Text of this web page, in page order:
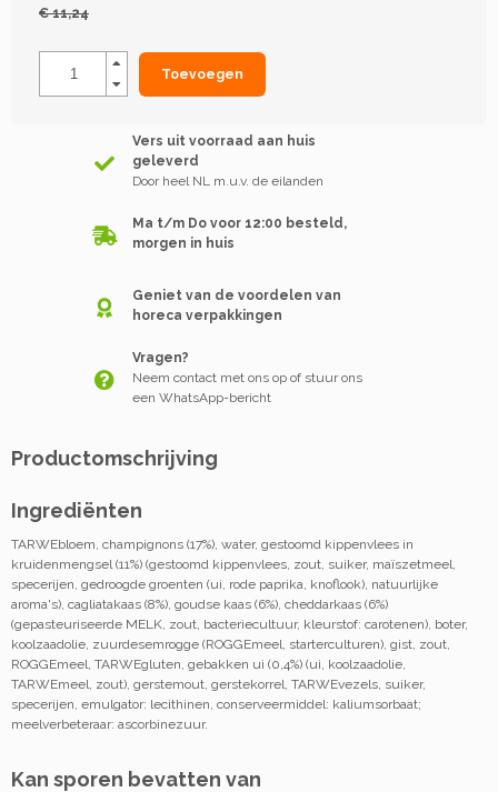
€ 11,24
Toevoegen
Vers uit voorraad aan huis
geleverd
Door heel NL m.u.v. de eilanden
Ma t/m Do voor 12:00 besteld,
morgen in huis
Geniet van de voordelen van
horeca verpakkingen
Vragen?
Neem contact met ons op of stuur ons
een WhatsApp-bericht
Productomschrijving
Ingrediënten
TARWEbloem, champignons (17%), water, gestoomd kippenvlees in
kruidenmengsel (11%) (gestoomd kippenvlees, zout, suiker, maïszetmeel,
specerijen, gedroogde groenten (ui, rode paprika, knoflook), natuurlijke
aroma's), cagliatakaas (8%), goudse kaas (6%), cheddarkaas (6%)
(gepasteuriseerde MELK, zout, bacteriecultuur, kleurstof: carotenen), boter,
koolzaadolie, zuurdesemrogge (ROGGEmeel, starterculturen), gist, zout,
ROGGEmeel, TARWEgluten, gebakken ui (0,4%) (ui, koolzaadolie,
TARWEmeel, zout), gerstemout, gerstekorrel, TARWEvezels, suiker,
specerijen, emulgator: lecithinen, conserveermiddel: kaliumsorbaat;
meelverbeteraar: ascorbinezuur.
Kan sporen bevatten van